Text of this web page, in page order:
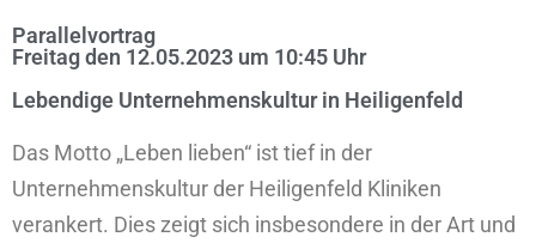
Parallelvortrag
Freitag den 12.05.2023 um 10:45 Uhr
Lebendige Unternehmenskultur in Heiligenfeld
Das Motto „Leben lieben“ ist tief in der
Unternehmenskultur der Heiligenfeld Kliniken
verankert. Dies zeigt sich insbesondere in der Art und